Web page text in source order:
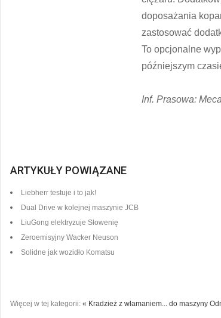
doposażania
zastosować
To opcjonalne
późniejszym
Inf. Prasowa:
ARTYKUŁY POWIĄZANE
Liebherr testuje i to jak!
Dual Drive w kolejnej maszynie JCB
LiuGong elektryzuje Słowenię
Zeroemisyjny Wacker Neuson
Solidne jak wozidło Komatsu
Więcej w tej kategorii: « Kradzież z włamaniem... do maszyny